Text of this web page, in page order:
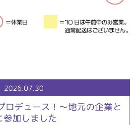
2026.07.30
ロデュース！～地元の企業と
加しました